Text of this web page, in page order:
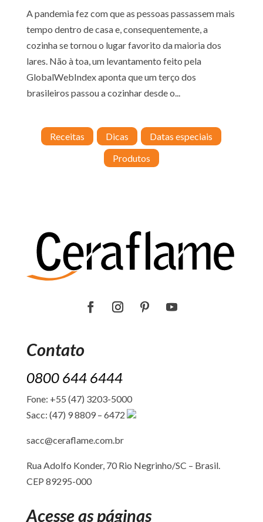
A pandemia fez com que as pessoas passassem mais
tempo dentro de casa e, consequentemente, a
cozinha se tornou o lugar favorito da maioria dos
lares. Não à toa, um levantamento feito pela
GlobalWebIndex aponta que um terço dos
brasileiros passou a cozinhar desde o...
Receitas Dicas
Datas especiais
Produtos
Contato
0800 644 6444
Fone: +55 (47) 3203-5000
Sacc: (47) 9 8809 – 6472
sacc@ceraflame.com.br
Rua Adolfo Konder, 70 Rio Negrinho/SC – Brasil.
CEP 89295-000
Acesse as páginas